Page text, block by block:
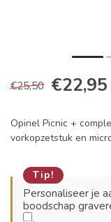
€25,50 €22,95
Opinel Picnic +
vorkopzetstuk en
Tip!
Personaliseer je
boodschap